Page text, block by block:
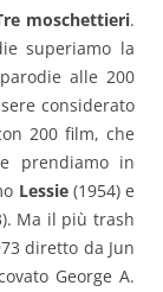
moschettieri.
superiamo la
alle 200
considerato
200 film, che
prendiamo in
Lessie(1954) e
Ma il più trash
diretto da Jun
George A.